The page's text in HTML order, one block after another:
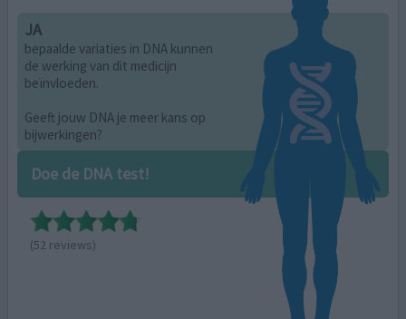
JA
bepaalde variaties in DNA kunnen
de werking van dit medicijn
beïnvloeden.
Geeft jouw DNA je meer kans op
bijwerkingen?
Doe de DNA test!
(52 reviews)